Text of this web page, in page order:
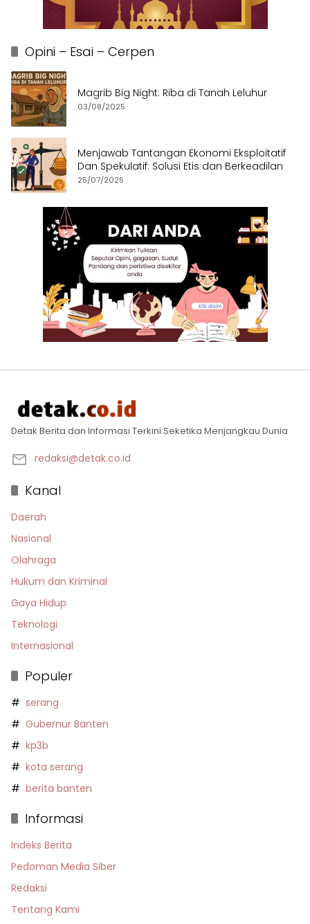
Opini – Esai – Cerpen
Magrib Big Night: Riba di Tanah Leluhur
03/08/2025
Menjawab Tantangan Ekonomi Eksploitatif
Dan Spekulatif: Solusi Etis dan Berkeadilan
25/07/2025
Detak Berita dan Informasi Terkini Seketika Menjangkau Dunia
redaksi@detak.co.id
Kanal
Daerah
Nasional
Olahraga
Hukum dan Kriminal
Gaya Hidup
Teknologi
Internasional
Populer
serang
Gubernur Banten
kp3b
kota serang
berita banten
Informasi
Indeks Berita
Pedoman Media Siber
Redaksi
Tentang Kami